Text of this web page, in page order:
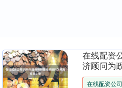
在线配资
济顾问为
在线配资公司